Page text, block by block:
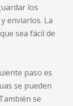
los
enviarlos. La
sea fácil de
paso es
se pueden
se